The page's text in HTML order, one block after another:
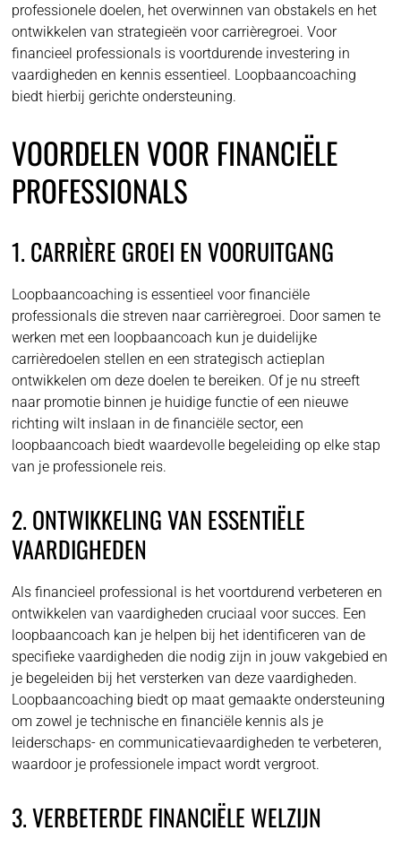
professionele doelen, het overwinnen van obstakels en het
ontwikkelen van strategieën voor carrièregroei. Voor
financieel professionals is voortdurende investering in
vaardigheden en kennis essentieel. Loopbaancoaching
biedt hierbij gerichte ondersteuning.
VOORDELEN VOOR FINANCIËLE
PROFESSIONALS
1. CARRIÈRE GROEI EN VOORUITGANG
Loopbaancoaching is essentieel voor financiële
professionals die streven naar carrièregroei. Door samen te
werken met een loopbaancoach kun je duidelijke
carrièredoelen stellen en een strategisch actieplan
ontwikkelen om deze doelen te bereiken. Of je nu streeft
naar promotie binnen je huidige functie of een nieuwe
richting wilt inslaan in de financiële sector, een
loopbaancoach biedt waardevolle begeleiding op elke stap
van je professionele reis.
2. ONTWIKKELING VAN ESSENTIËLE
VAARDIGHEDEN
Als financieel professional is het voortdurend verbeteren en
ontwikkelen van vaardigheden cruciaal voor succes. Een
loopbaancoach kan je helpen bij het identificeren van de
specifieke vaardigheden die nodig zijn in jouw vakgebied en
je begeleiden bij het versterken van deze vaardigheden.
Loopbaancoaching biedt op maat gemaakte ondersteuning
om zowel je technische en financiële kennis als je
leiderschaps- en communicatievaardigheden te verbeteren,
waardoor je professionele impact wordt vergroot.
3. VERBETERDE FINANCIËLE WELZIJN